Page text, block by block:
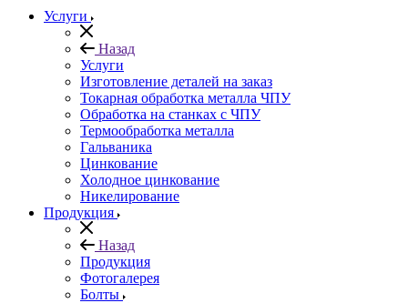
Услуги
Назад
Услуги
Изготовление деталей на заказ
Токарная обработка металла ЧПУ
Обработка на станках с ЧПУ
Термообработка металла
Гальваника
Цинкование
Холодное цинкование
Никелирование
Продукция
Назад
Продукция
Фотогалерея
Болты